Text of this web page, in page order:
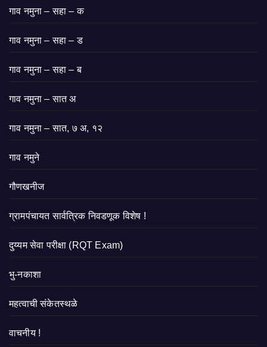
गाव नमुना – सहा – क
गाव नमुना – सहा – ड
गाव नमुना – सहा – ब
गाव नमुना – सात अ
गाव नमुना – सात, ७ अ, १२
गाव नमुने
गौणखनीज
ग्रामपंचायत सार्वत्रिक निवडणूक विशेष !
दुय्यम सेवा परीक्षा (RQT Exam)
भु-नकाशा
महत्वाची संकेतस्थळे
वाचनीय !